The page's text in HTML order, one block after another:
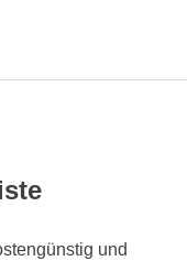
und